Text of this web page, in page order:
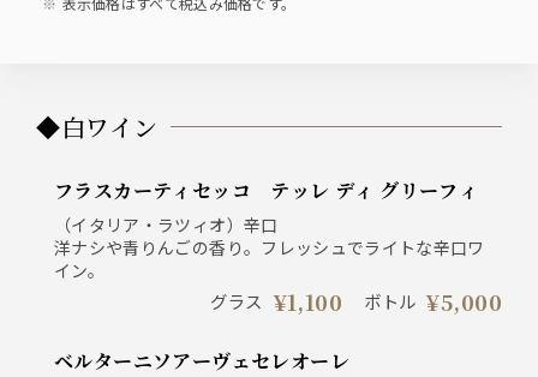
◆白ワイン
フラスカーティセッコ テッレ ディ グリーフィ
（イタリア・ラツィオ）辛口
洋ナシや青りんごの香り。フレッシュでライトな辛口ワ
イン。
グラス ¥1,100 ボトル ¥5,000
ベルターニソアーヴェセレオーレ